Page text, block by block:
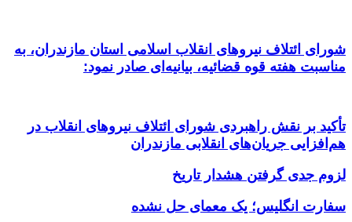
شورای ائتلاف نیروهای انقلاب اسلامی استان مازندران، به
مناسبت هفته قوه قضائیه، بیانیه‌ای صادر نمود:
تأکید بر نقش راهبردی شورای ائتلاف نیروهای انقلاب در
هم‌افزایی جریان‌های انقلابی مازندران
لزوم جدی گرفتن هشدار تاریخ
سفارت انگلیس؛ یک معمای حل نشده